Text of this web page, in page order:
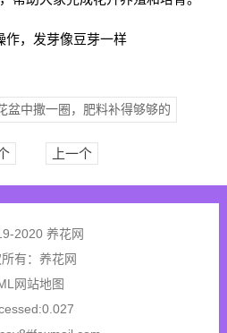
作，发芽像豆芽一样
盆中撒一圈，肥料补得够够的
上一个
2020 养花网
有： 养花网
网站地图